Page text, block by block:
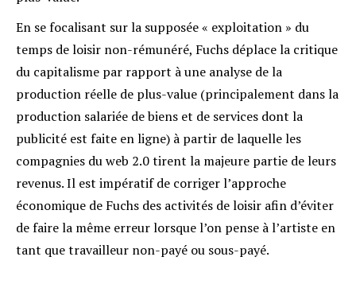
En se focalisant sur la supposée « exploitation » du
temps de loisir non-rémunéré, Fuchs déplace la critique
du capitalisme par rapport à une analyse de la
production réelle de plus-value (principalement dans la
production salariée de biens et de services dont la
publicité est faite en ligne) à partir de laquelle les
compagnies du web 2.0 tirent la majeure partie de leurs
revenus. Il est impératif de corriger l’approche
économique de Fuchs des activités de loisir afin d’éviter
de faire la même erreur lorsque l’on pense à l’artiste en
tant que travailleur non-payé ou sous-payé.